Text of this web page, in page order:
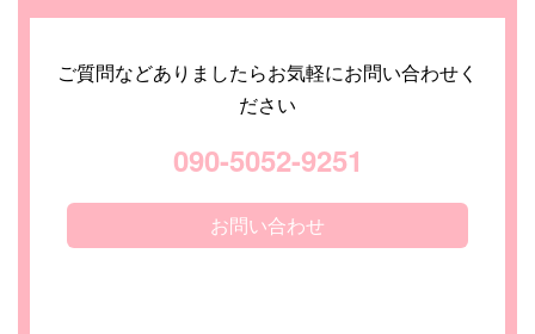
ご質問などありましたらお気軽にお問い合わせく
ださい
090-5052-9251
お問い合わせ